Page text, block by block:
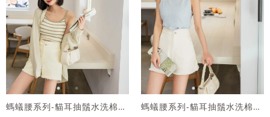
螞蟻腰系列-貓耳抽鬚水洗棉短褲 螞蟻腰系列-貓耳抽鬚水洗棉短褲